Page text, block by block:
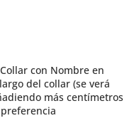
con Nombre en
del collar (se verá
más centímetros